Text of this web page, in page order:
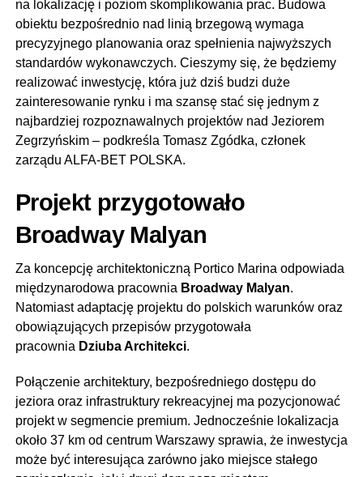
na lokalizację i poziom skomplikowania prac. Budowa
obiektu bezpośrednio nad linią brzegową wymaga
precyzyjnego planowania oraz spełnienia najwyższych
standardów wykonawczych. Cieszymy się, że będziemy
realizować inwestycję, która już dziś budzi duże
zainteresowanie rynku i ma szansę stać się jednym z
najbardziej rozpoznawalnych projektów nad Jeziorem
Zegrzyńskim – podkreśla Tomasz Zgódka, członek
zarządu ALFA-BET POLSKA.
Projekt przygotowało
Broadway Malyan
Za koncepcję architektoniczną Portico Marina odpowiada
międzynarodowa pracownia Broadway Malyan.
Natomiast adaptację projektu do polskich warunków oraz
obowiązujących przepisów przygotowała
pracownia Dziuba Architekci.
Połączenie architektury, bezpośredniego dostępu do
jeziora oraz infrastruktury rekreacyjnej ma pozycjonować
projekt w segmencie premium. Jednocześnie lokalizacja
około 37 km od centrum Warszawy sprawia, że inwestycja
może być interesująca zarówno jako miejsce stałego